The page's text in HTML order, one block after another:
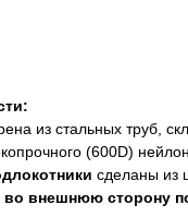
из стальных труб,
(600D)
сделаны из
внешнюю сторону